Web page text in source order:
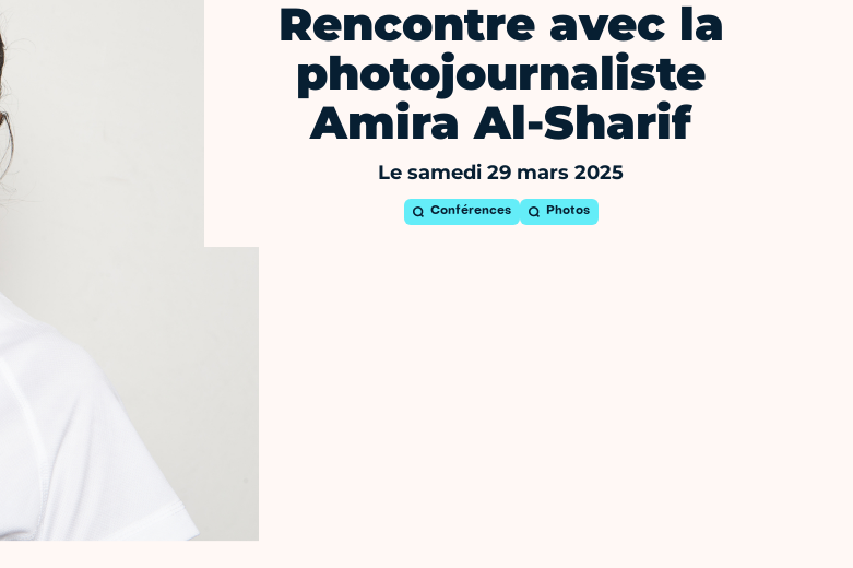
Rencontre avec la
photojournaliste
Amira Al-Sharif
Le samedi 29 mars 2025
Conférences Photos